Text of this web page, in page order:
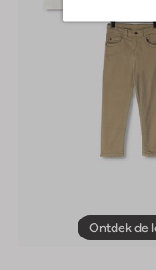
Ontdek de